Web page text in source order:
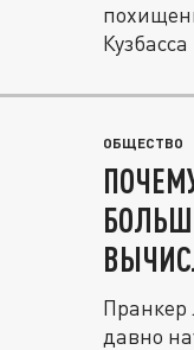
ОБЩЕСТВО
Пранкер
давно